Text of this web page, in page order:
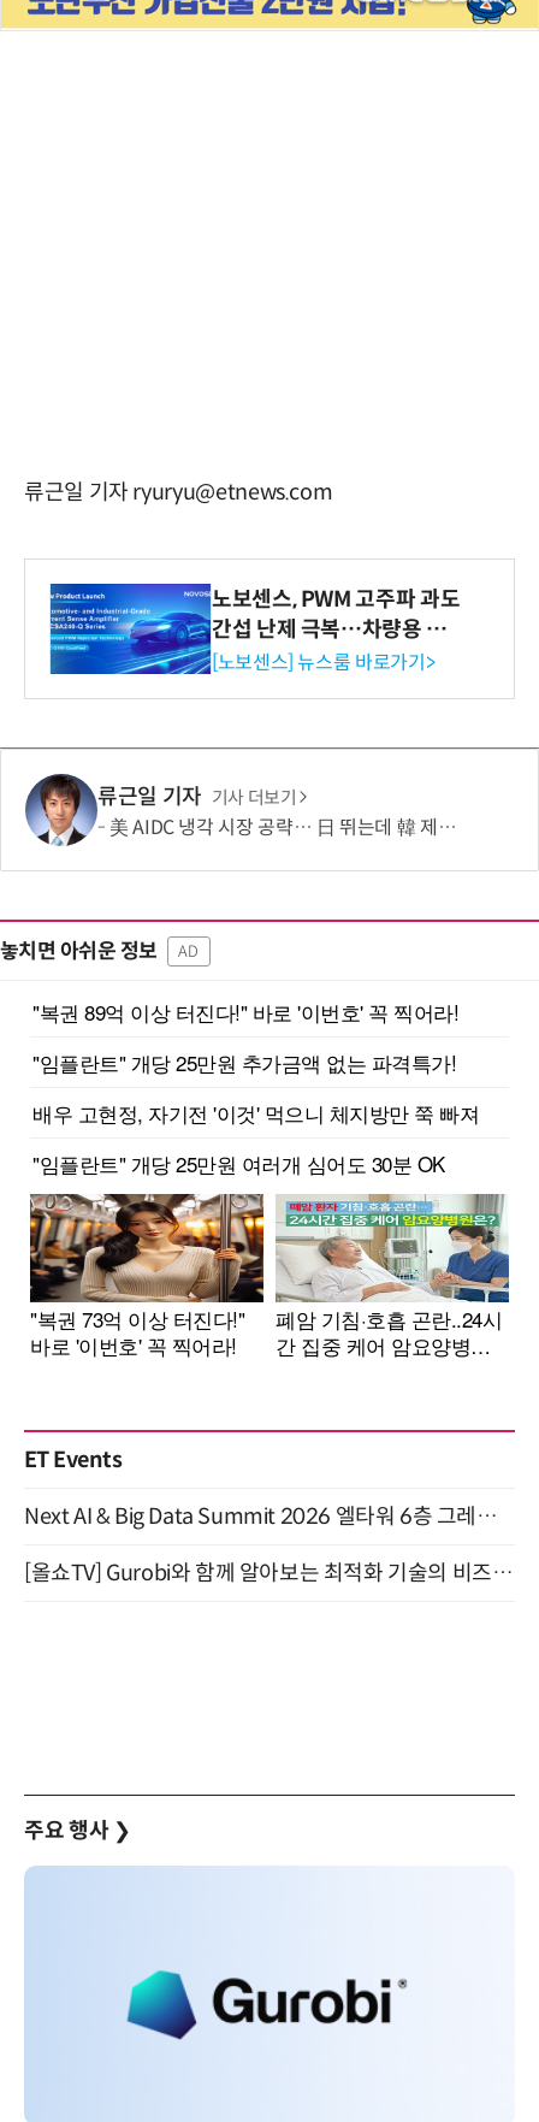
류근일 기자 ryuryu@etnews.com
노보센스, PWM 고주파 과도
간섭 난제 극복…차량용 전
류 감지 증폭기
[노보센스] 뉴스룸 바로가기>
류근일 기자 기사 더보기
美 AIDC 냉각 시장 공략… 日 뛰는데 韓 제자리
놓치면 아쉬운 정보 AD
ET Events
Next AI & Big Data Summit 2026 엘타워 6층 그레이스홀 개최 (9/18)
[올쇼TV] Gurobi와 함께 알아보는 최적화 기술의 비즈니스 활용 (8월 20일 생방송)
주요 행사 ❯